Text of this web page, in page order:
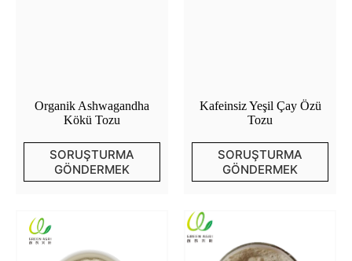
Organik Ashwagandha
Kökü Tozu
SORUŞTURMA
GÖNDERMEK
Kafeinsiz Yeşil Çay Özü
Tozu
SORUŞTURMA
GÖNDERMEK